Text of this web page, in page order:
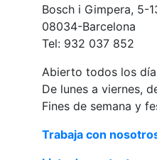
Bosch i Gimpera, 5-
08034-Barcelona
Tel: 932 037 852
Abierto todos los
De lunes a viernes,
Fines de semana y
Trabaja con